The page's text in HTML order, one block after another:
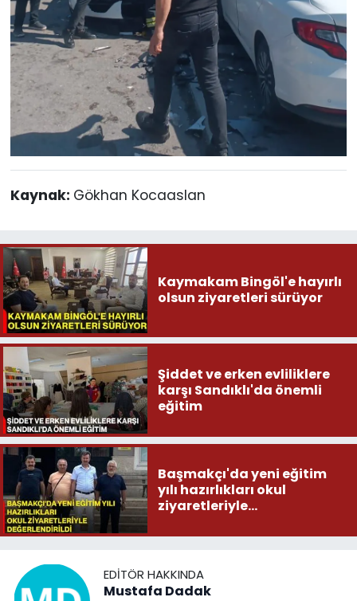
Kaynak: Gökhan Kocaaslan
Kaymakam Bingöl'e hayırlı
olsun ziyaretleri sürüyor
Şiddet ve erken evliliklere
karşı Sandıklı'da önemli
eğitim
Başmakçı'da yeni eğitim
yılı hazırlıkları okul
ziyaretleriyle
EDITÖR HAKKINDA
Mustafa Dadak